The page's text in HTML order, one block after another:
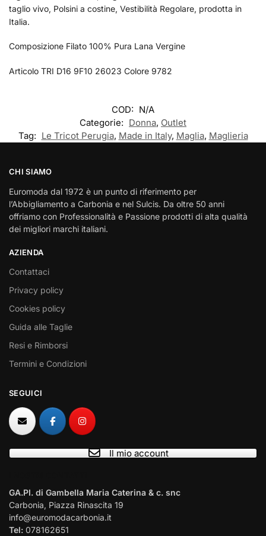
taglio vivo, Polsini a costine, Vestibilità Regolare, prodotta in
Italia.
Composizione Filato 100% Pura Lana Vergine
Articolo TRI D16 9F10 26023 Colore 9782
COD: N/A
Categorie: Donna, Outlet
Tag: Le Tricot Perugia, Made in Italy, Maglia, Maglieria
CHI SIAMO
Euromoda dal 1972 è un punto di riferimento per
l’Abbigliamento a Carbonia e nel Sulcis. Da oltre 50 anni
offriamo con Professionalità e Passione prodotti di alta qualità
dei migliori marchi italiani.
AZIENDA
Contattaci
Privacy policy
Cookies policy
Guida alle Taglie
Resi e Rimborsi
Termini e Condizioni
SEGUICI
Il mio account
GA.PI. di Gambella Maria Caterina & c. snc
Carbonia, Piazza Rinascita 19
info@euromodacarbonia.it
Tel: 078162651